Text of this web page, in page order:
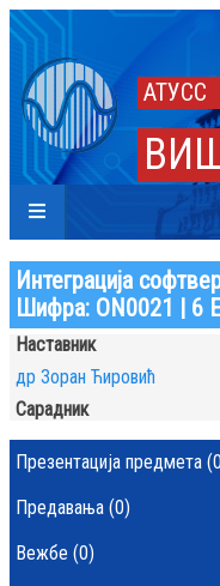
АТУСС
Интеграција
Шифра: ОN0021 | 6
Наставник
др Зоран Ћировић
Сарадник
Презентација предмета
Предавања (0)
Вежбе (0)